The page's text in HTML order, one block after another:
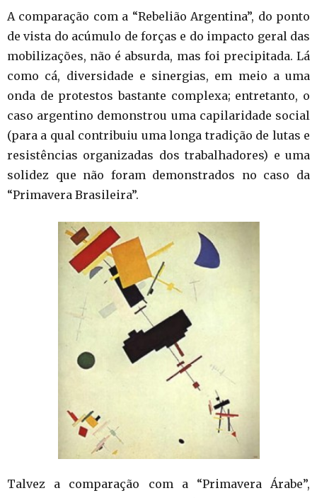
A comparação com a “Rebelião Argentina”, do ponto
de vista do acúmulo de forças e do impacto geral das
mobilizações, não é absurda, mas foi precipitada. Lá
como cá, diversidade e sinergias, em meio a uma
onda de protestos bastante complexa; entretanto, o
caso argentino demonstrou uma capilaridade social
(para a qual contribuiu uma longa tradição de lutas e
resistências organizadas dos trabalhadores) e uma
solidez que não foram demonstrados no caso da
“Primavera Brasileira”.
Talvez a comparação com a “Primavera Árabe”,